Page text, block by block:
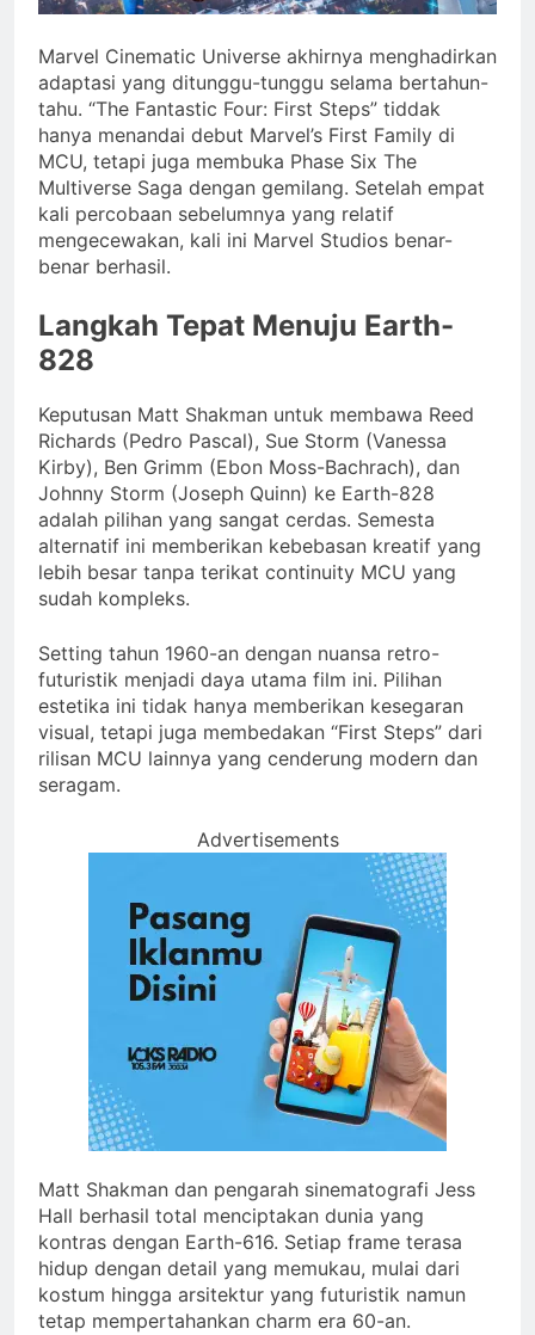
Marvel Cinematic Universe akhirnya menghadirkan
adaptasi yang ditunggu-tunggu selama bertahun-
tahu. “The Fantastic Four: First Steps” tiddak
hanya menandai debut Marvel’s First Family di
MCU, tetapi juga membuka Phase Six The
Multiverse Saga dengan gemilang. Setelah empat
kali percobaan sebelumnya yang relatif
mengecewakan, kali ini Marvel Studios benar-
benar berhasil.
Langkah Tepat Menuju Earth-
828
Keputusan Matt Shakman untuk membawa Reed
Richards (Pedro Pascal), Sue Storm (Vanessa
Kirby), Ben Grimm (Ebon Moss-Bachrach), dan
Johnny Storm (Joseph Quinn) ke Earth-828
adalah pilihan yang sangat cerdas. Semesta
alternatif ini memberikan kebebasan kreatif yang
lebih besar tanpa terikat continuity MCU yang
sudah kompleks.
Setting tahun 1960-an dengan nuansa retro-
futuristik menjadi daya utama film ini. Pilihan
estetika ini tidak hanya memberikan kesegaran
visual, tetapi juga membedakan “First Steps” dari
rilisan MCU lainnya yang cenderung modern dan
seragam.
Advertisements
Matt Shakman dan pengarah sinematografi Jess
Hall berhasil total menciptakan dunia yang
kontras dengan Earth-616. Setiap frame terasa
hidup dengan detail yang memukau, mulai dari
kostum hingga arsitektur yang futuristik namun
tetap mempertahankan charm era 60-an.